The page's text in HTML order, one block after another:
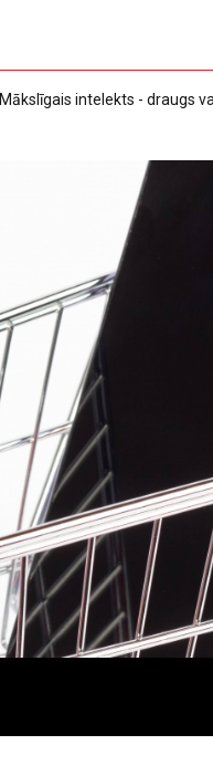
Mākslīgais intelekts - draugs